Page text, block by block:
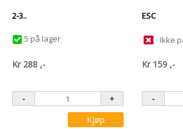
2-3..
5 på lager
Kr 288 ,-
Kjøp
ESC
Ikke
Kr 159 ,-